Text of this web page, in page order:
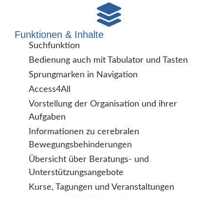
Funktionen & Inhalte
Suchfunktion
Bedienung auch mit Tabulator und Tasten
Sprungmarken in Navigation
Access4All
Vorstellung der Organisation und ihrer
Aufgaben
Informationen zu cerebralen
Bewegungsbehinderungen
Übersicht über Beratungs- und
Unterstützungsangebote
Kurse, Tagungen und Veranstaltungen